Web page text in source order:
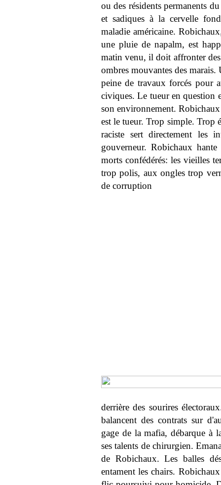
ou des résidents permanents
et sadiques à la cervelle
maladie américaine.
une pluie de napalm, est
matin venu, il doit affronter
ombres mouvantes des
peine de travaux forcés pour
civiques. Le tueur en question
son environnement.
est le tueur. Trop simple. Trop
raciste sert directement les
gouverneur. Robichaux
morts confédérés: les vieilles
trop polis, aux ongles trop
de corruption
derrière des sourires
balancent des contrats sur
gage de la mafia, débarque à
ses talents de chirurgien.
de Robichaux. Les balles
entament les chairs.